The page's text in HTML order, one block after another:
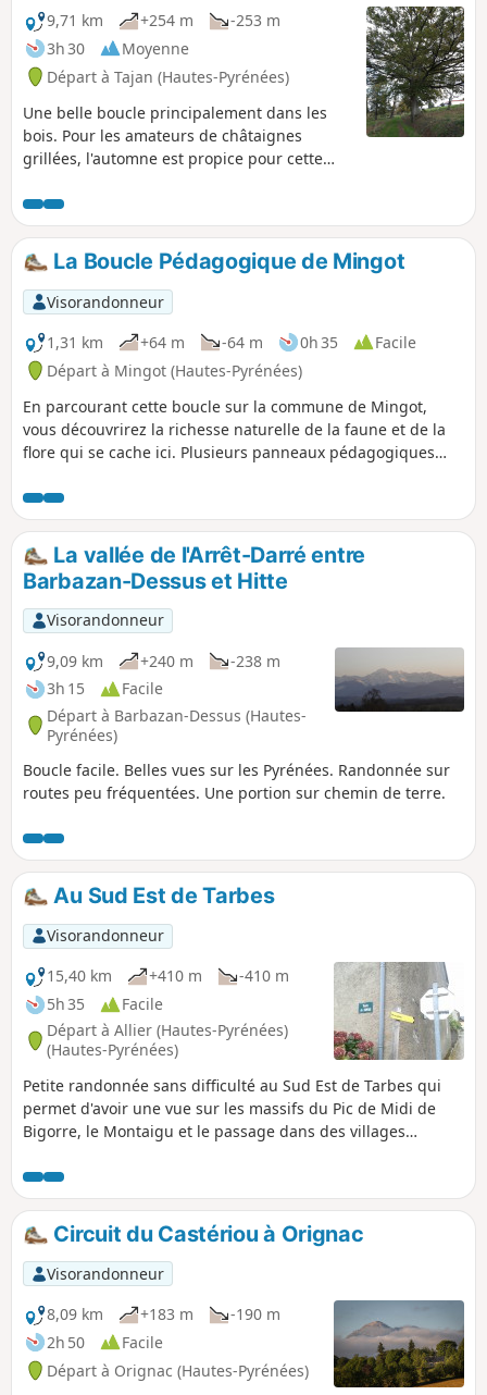
9,71 km +254 m
-253 m
3h 30
Moyenne
Départ à Tajan (Hautes-Pyrénées)
Une belle boucle principalement dans les
bois. Pour les amateurs de châtaignes
grillées, l'automne est propice pour cette
La Boucle Pédagogique de Mingot
Visorandonneur
1,31 km
+64 m -64 m 0h 35
Facile
Départ à Mingot (Hautes-Pyrénées)
En parcourant cette boucle sur la commune de Mingot,
vous découvrirez la richesse naturelle de la faune et de la
flore qui se cache ici. Plusieurs panneaux pédagogiques
apprendre plus ! Vous découvrirez différents milieux
naturels, forêt, prairie, verger, et peut-être aurez vous la
chance d'apercevoir des animaux sauvages. En bonus, un
sentier pieds nus a été installé à fin du circuit afin de vous
faire découvrir le sol sous toutes ses textures : une bonne
manière de se reconnecter à la nature. Bonne découverte !
La vallée de l'Arrêt-Darré entre
Barbazan-Dessus et Hitte
Visorandonneur
9,09 km
+240 m
-238 m
3h 15
Facile
Départ à Barbazan-Dessus (Hautes-
Pyrénées)
Boucle facile. Belles vues sur les Pyrénées. Randonnée sur
routes peu fréquentées. Une portion sur chemin de terre.
Au Sud Est de Tarbes
Visorandonneur
15,40 km
+410 m
-410 m
5h 35
Facile
Départ à Allier (Hautes-Pyrénées)
(Hautes-Pyrénées)
Petite randonnée sans difficulté au Sud Est de Tarbes qui
permet d'avoir une vue sur les massifs du Pic de Midi de
Bigorre, le Montaigu et le passage dans des villages
quelques portions de petites routes sans grande circulation
automobile. Le descriptif ainsi que la carte sont
nécessaires, car il y a de multiples bifurcations.
Circuit du Castériou à Orignac
Visorandonneur
8,09 km
+183 m
-190 m
2h 50
Facile
Départ à Orignac (Hautes-Pyrénées)